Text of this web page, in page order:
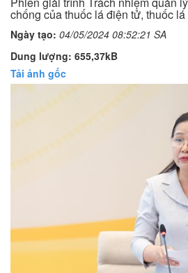
chống của thuốc lá điện tử, thuốc
Ngày tạo: 04/05/2024 08:52:21 SA
Dung lượng: 655,37kB
Tải ảnh gốc